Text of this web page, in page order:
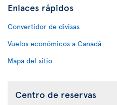
Enlaces rápidos
Convertidor de divisas
Vuelos económicos a Canadá
Mapa del sitio
Centro de reservas